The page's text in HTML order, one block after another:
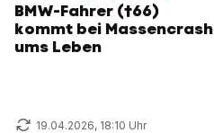
BMW-Fahrer (†66)
kommt bei Massencrash
ums Leben
19.04.2026, 18:10 Uhr